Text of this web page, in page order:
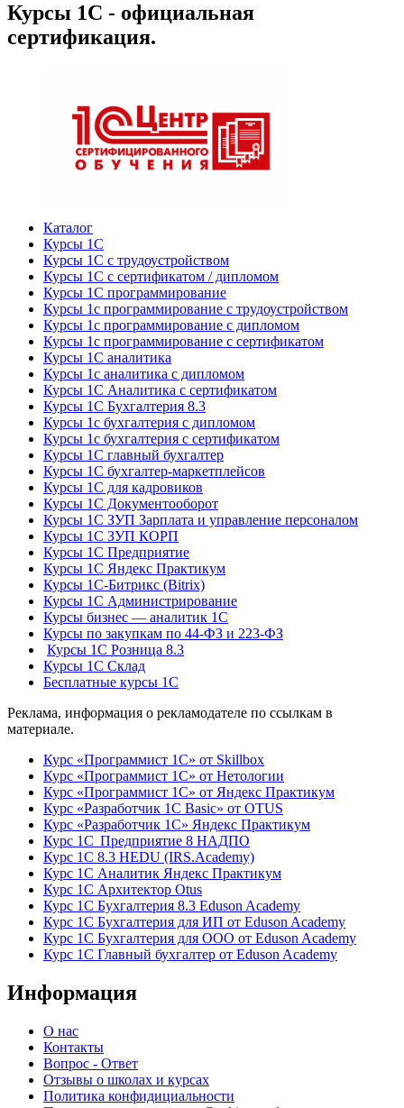
Курсы 1С - официальная
сертификация.
Каталог
Курсы 1С
Курсы 1С с трудоустройством
Курсы 1С с сертификатом / дипломом
Курсы 1С программирование
Курсы 1с программирование с трудоустройством
Курсы 1с программирование с дипломом
Курсы 1с программирование с сертификатом
Курсы 1С аналитика
Курсы 1с аналитика с дипломом
Курсы 1С Аналитика с сертификатом
Курсы 1С Бухгалтерия 8.3
Курсы 1с бухгалтерия с дипломом
Курсы 1с бухгалтерия с сертификатом
Курсы 1С главный бухгалтер
Курсы 1С бухгалтер-маркетплейсов
Курсы 1С для кадровиков
Курсы 1С Документооборот
Курсы 1С ЗУП Зарплата и управление персоналом
Курсы 1С ЗУП КОРП
Курсы 1С Предприятие
Курсы 1С Яндекс Практикум
Курсы 1С-Битрикс (Bitrix)
Курсы 1С Администрирование
Курсы бизнес — аналитик 1С
Курсы по закупкам по 44‑ФЗ и 223‑ФЗ
Курсы 1С Розница 8.3
Курсы 1С Склад
Бесплатные курсы 1С
Реклама, информация о рекламодателе по ссылкам в
материале.
Курс «Программист 1С» от Skillbox
Курс «Программист 1С» от Нетологии
Курс «Программист 1С» от Яндекс Практикум
Курс «Разработчик 1С Basic» от OTUS
Курс «Разработчик 1С» Яндекс Практикум
Курс 1С Предприятие 8 НАДПО
Курс 1С 8.3 HEDU (IRS.Academy)
Курс 1С Аналитик Яндекс Практикум
Курс 1С Архитектор Otus
Курс 1С Бухгалтерия 8.3 Eduson Academy
Курс 1С Бухгалтерия для ИП от Eduson Academy
Курс 1С Бухгалтерия для ООО от Eduson Academy
Курс 1С Главный бухгалтер от Eduson Academy
Информация
О нас
Контакты
Вопрос - Ответ
Отзывы о школах и курсах
Политика конфидициальности